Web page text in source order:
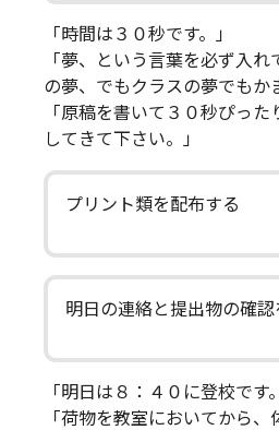
「時間は３０秒です。」
「夢、という言葉を必ず入
の夢、でもクラスの夢でもか
「原稿を書いて３０秒ぴっ
してきて下さい。」
プリント類を配布する
明日の連絡と提出物の確認
「明日は８：４０に登校です
「荷物を教室においてから